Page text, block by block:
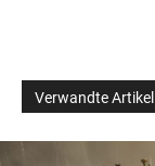
Verwandte Artikel